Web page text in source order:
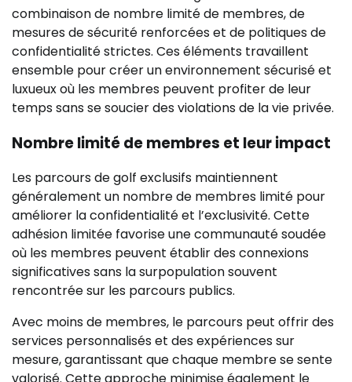
combinaison de nombre limité de membres, de
mesures de sécurité renforcées et de politiques de
confidentialité strictes. Ces éléments travaillent
ensemble pour créer un environnement sécurisé et
luxueux où les membres peuvent profiter de leur
temps sans se soucier des violations de la vie privée.
Nombre limité de membres et leur impact
Les parcours de golf exclusifs maintiennent
généralement un nombre de membres limité pour
améliorer la confidentialité et l’exclusivité. Cette
adhésion limitée favorise une communauté soudée
où les membres peuvent établir des connexions
significatives sans la surpopulation souvent
rencontrée sur les parcours publics.
Avec moins de membres, le parcours peut offrir des
services personnalisés et des expériences sur
mesure, garantissant que chaque membre se sente